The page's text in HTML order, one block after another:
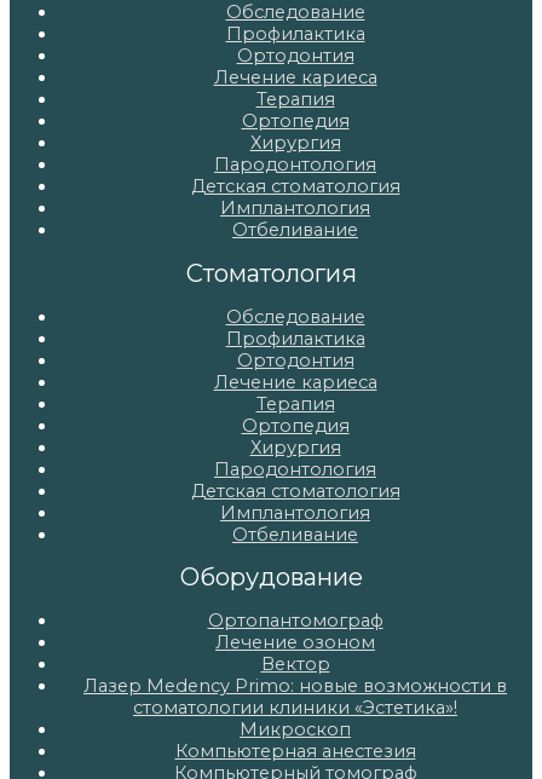
Обследование
Профилактика
Ортодонтия
Лечение кариеса
Терапия
Ортопедия
Хирургия
Пародонтология
Детская стоматология
Имплантология
Отбеливание
Стоматология
Обследование
Профилактика
Ортодонтия
Лечение кариеса
Терапия
Ортопедия
Хирургия
Пародонтология
Детская стоматология
Имплантология
Отбеливание
Оборудование
Ортопантомограф
Лечение озоном
Вектор
Лазер Medency Primo: новые возможности в
стоматологии клиники «Эстетика»!
Микроскоп
Компьютерная анестезия
Компьютерный томограф